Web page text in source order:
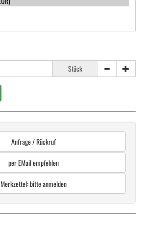
Stück
Anfrage / Rückruf
per EMail empfehlen
Merkzettel: bitte anmelden